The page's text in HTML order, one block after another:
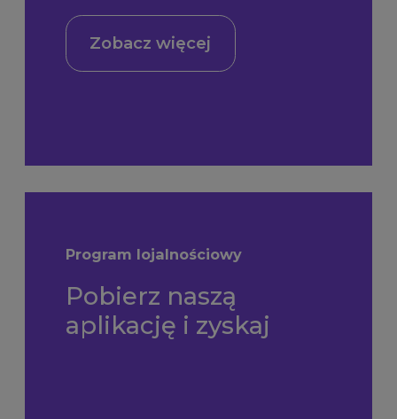
Zobacz więcej
Program lojalnościowy
Pobierz naszą
aplikację i zyskaj